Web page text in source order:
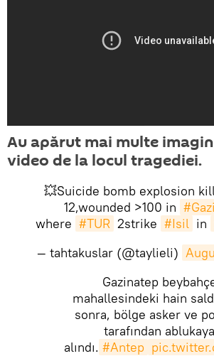
Au apărut mai multe
video de la locul tragediei.
💥Suicide bomb explosion
12,wounded >100 in
where #TUR 2strike #Isil in
— tahtakuslar (@taylieli)
Gazinatep
mahallesindeki hain
sonra, bölge asker ve
tarafından ablukaya
alındı. #Antep